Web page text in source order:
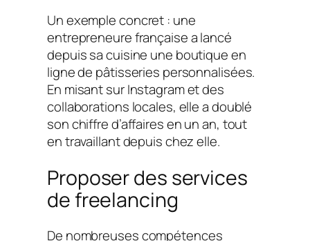
Un exemple concret : une
entrepreneure française a lancé
depuis sa cuisine une boutique en
ligne de pâtisseries personnalisées.
En misant sur Instagram et des
collaborations locales, elle a doublé
son chiffre d’affaires en un an, tout
en travaillant depuis chez elle.
Proposer des services
de freelancing
De nombreuses compétences